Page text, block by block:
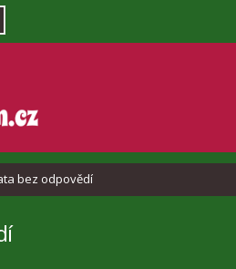
bez odpovědí